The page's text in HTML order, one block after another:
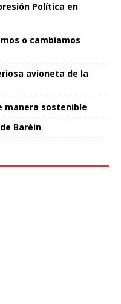
Política en
o cambiamos
avioneta de la
manera sostenible
Baréin